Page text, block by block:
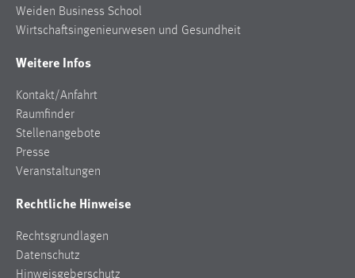
Weiden Business School
Wirtschaftsingenieurwesen und Gesundheit
Weitere Infos
Kontakt/Anfahrt
Raumfinder
Stellenangebote
Presse
Veranstaltungen
Rechtliche Hinweise
Rechtsgrundlagen
Datenschutz
Hinweisgeberschutz